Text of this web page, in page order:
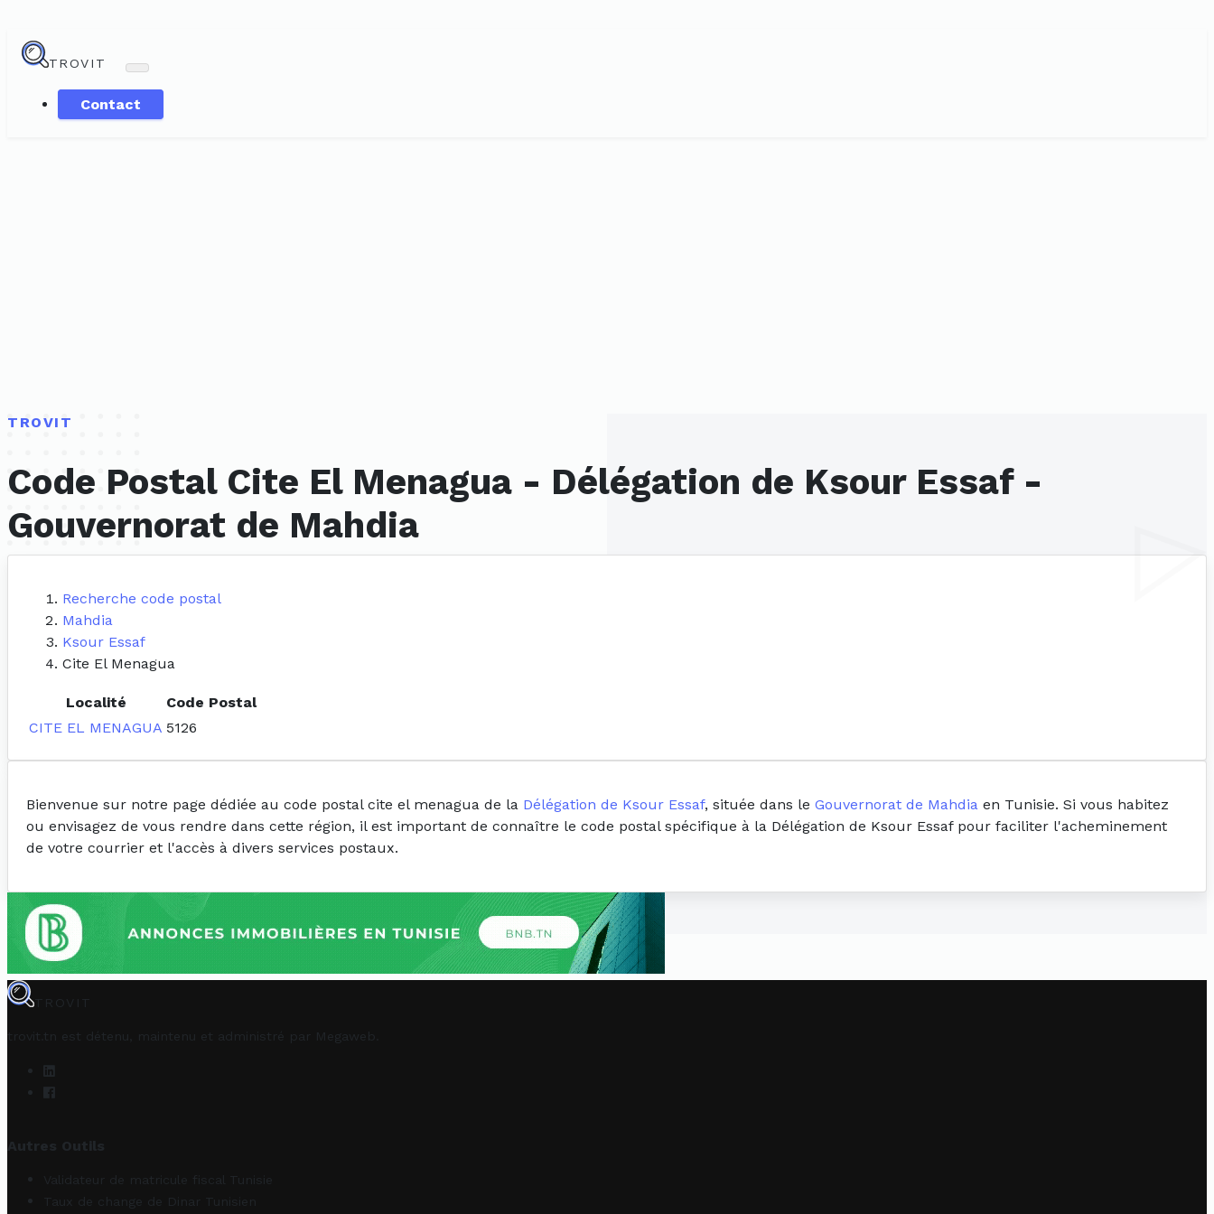
TROVIT
Contact
TROVIT
Code Postal Cite El Menagua - Délégation de Ksour Essaf -
Gouvernorat de Mahdia
Recherche code postal
Mahdia
Ksour Essaf
Cite El Menagua
Localité
Code Postal
CITE EL MENAGUA 5126
Bienvenue sur notre page dédiée au code postal cite el menagua de la Délégation de Ksour Essaf, située dans le Gouvernorat de Mahdia en Tunisie. Si vous habitez
ou envisagez de vous rendre dans cette région, il est important de connaître le code postal spécifique à la Délégation de Ksour Essaf pour faciliter l'acheminement
de votre courrier et l'accès à divers services postaux.
TROVIT
trovit.tn est détenu, maintenu et administré par Megaweb
Autres Outils
Validateur de matricule fiscal Tunisie
Taux de change de Dinar Tunisien